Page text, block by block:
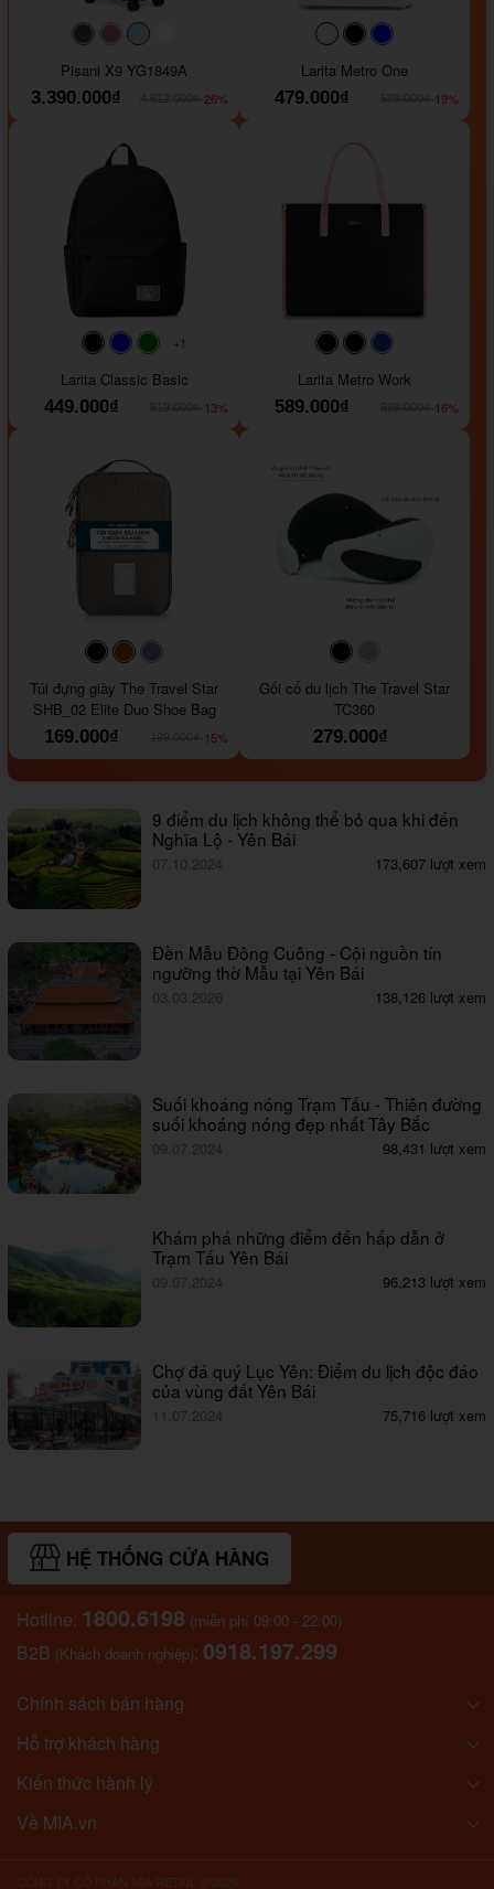
#40454a#b76e79
#9ad8e7
Pisani X9 YG1849A
3.390.000₫
-26%
#faf0e6#000000
Larita Metro One
479.000₫
-19%
#faf0e6
#000000#0000FF#008000
+1
Larita Classic Basic
449.000₫
-13%
#000000#000000
Larita Metro Work
589.000₫
-16%
#000000#964B00
Túi đựng giày The Travel Star
SHB_02 Elite Duo Shoe Bag
169.000₫
-15%
#000000
Gối cổ du lịch The Travel Star
TC360
279.000₫
9 điểm du lịch không thể bỏ qua khi đến
Nghĩa Lộ - Yên Bái
07.10.2024 173,607 lượt xem
Đền Mẫu Đông Cuông - Cội nguồn tín
ngưỡng thờ Mẫu tại Yên Bái
03.03.2026 138,126 lượt xem
Suối khoáng nóng Trạm Tấu - Thiên đường
suối khoáng nóng đẹp nhất Tây Bắc
09.07.2024 98,431 lượt xem
Khám phá những điểm đến hấp dẫn ở
Trạm Tấu Yên Bái
09.07.2024 96,213 lượt xem
Chợ đá quý Lục Yên: Điểm du lịch độc đáo
của vùng đất Yên Bái
11.07.2024 75,716 lượt xem
HỆ THỐNG CỬA HÀNG
Hotline: 1800.6198 (miễn phí 09:00 - 22:00)
B2B (Khách doanh nghiệp): 0918.197.299
Chính sách bán hàng
Hỗ trợ khách hàng
Kiến thức hành lý
Về MIA.vn